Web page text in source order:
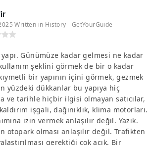
Written in History - GetYourGuide
yapı. Günümüze kadar gelmesi ne kadar
şeklini görmek de bir o kadar
bir yapının içini görmek, gezmek
yüzdeki dükkanlar bu yapıya hiç
ve tarihle hiçbir ilgisi olmayan satıcılar,
işgali, dağınıklık, klima motorları.
izin vermek anlaşılır değil. Yazık.
otopark olması anlaşılır değil. Trafikten
gerektiği çok açık. Bir